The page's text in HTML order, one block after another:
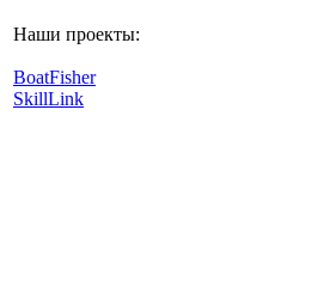
Наши проекты:
BoatFisher
SkillLink